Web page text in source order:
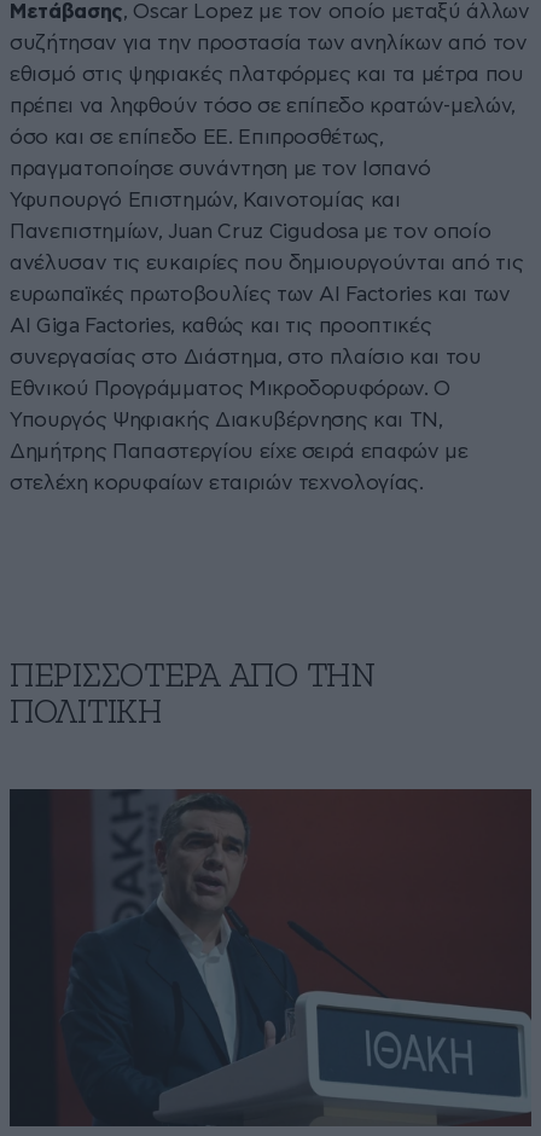
Μετάβασης, Oscar Lopez με τον οποίο μεταξύ άλλων
συζήτησαν για την προστασία των ανηλίκων από τον
εθισμό στις ψηφιακές πλατφόρμες και τα μέτρα που
πρέπει να ληφθούν τόσο σε επίπεδο κρατών-μελών,
όσο και σε επίπεδο ΕΕ. Επιπροσθέτως,
πραγματοποίησε συνάντηση με τον Ισπανό
Υφυπουργό Επιστημών, Καινοτομίας και
Πανεπιστημίων, Juan Cruz Cigudosa με τον οποίο
ανέλυσαν τις ευκαιρίες που δημιουργούνται από τις
ευρωπαϊκές πρωτοβουλίες των AI Factories και των
ΑΙ Giga Factories, καθώς και τις προοπτικές
συνεργασίας στο Διάστημα, στο πλαίσιο και του
Εθνικού Προγράμματος Μικροδορυφόρων. Ο
Υπουργός Ψηφιακής Διακυβέρνησης και ΤΝ,
Δημήτρης Παπαστεργίου είχε σειρά επαφών με
στελέχη κορυφαίων εταιριών τεχνολογίας.
ΠΕΡΙΣΣΟΤΕΡΑ ΑΠΟ ΤΗΝ
ΠΟΛΙΤΙΚΗ